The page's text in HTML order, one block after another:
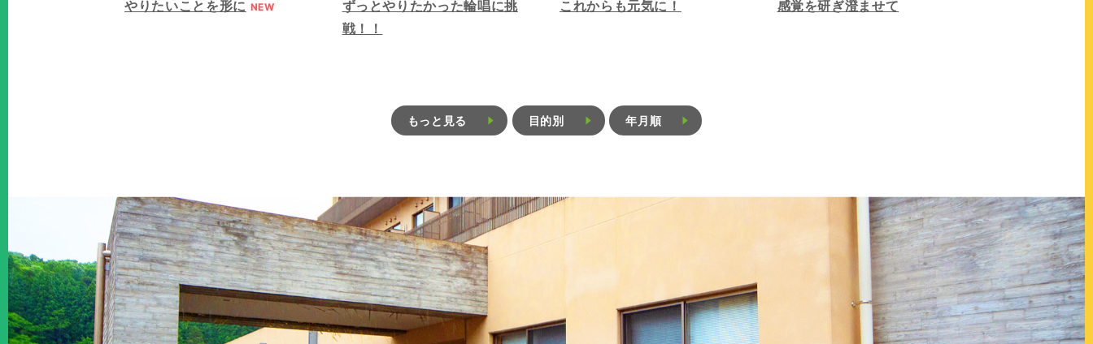
やりたいことを形に NEW
ずっとやりたかった輪唱に挑
戦！！
これからも元気に！
感覚を研ぎ澄ませて
もっと見る 目的別 年月順